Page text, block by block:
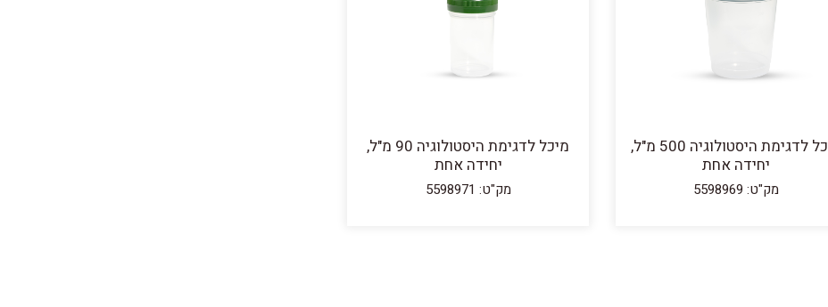
מיכל לדגימת היסטולוגיה 500 מ"ל,
יחידה אחת
מק"ט: 5598969
מיכל לדגימת היסטולוגיה 90 מ"ל,
יחידה אחת
מק"ט: 5598971